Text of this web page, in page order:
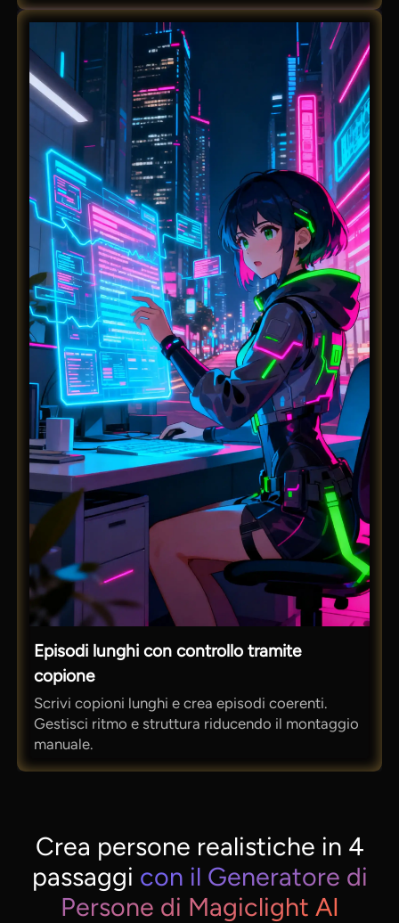
Episodi lunghi con controllo tramite
copione
Scrivi copioni lunghi e crea episodi coerenti.
Gestisci ritmo e struttura riducendo il montaggio
manuale.
Crea persone realistiche in 4
passaggi con il Generatore di
Persone di Magiclight AI